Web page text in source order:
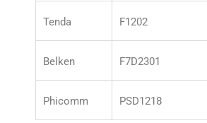
Tenda F1202
Belken F7D2301
Phicomm PSD1218